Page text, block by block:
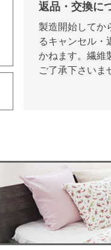
返品・交換に
製造開始してか
るキャンセル・
かねます。繊維
ご了承下さいま